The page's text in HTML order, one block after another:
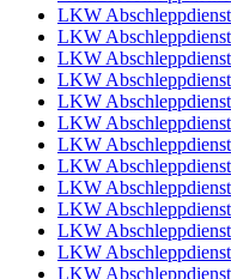
LKW
LKW
LKW
LKW
LKW
LKW
LKW
LKW
LKW
LKW
LKW
LKW
LKW